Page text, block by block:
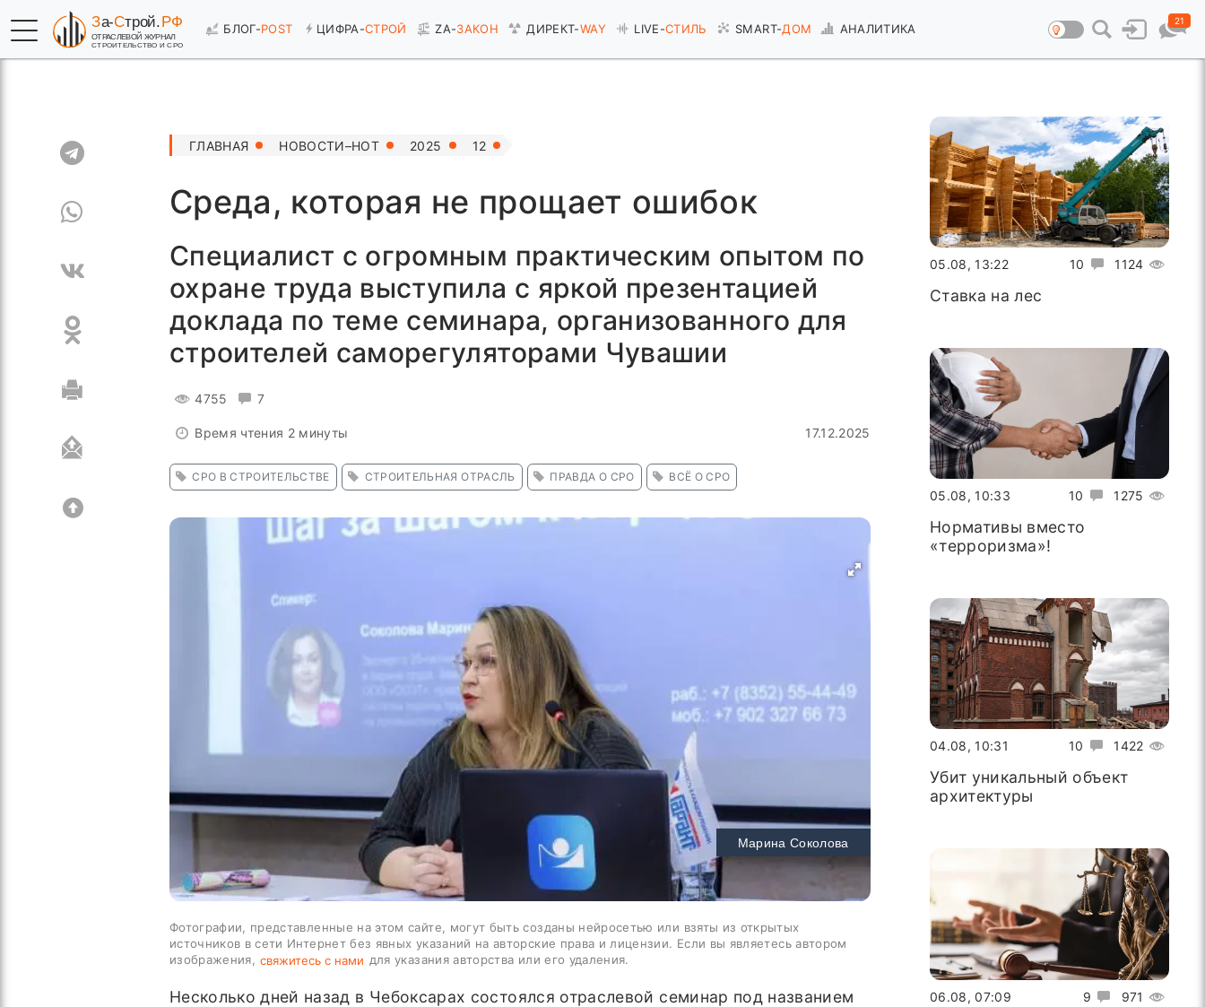
БЛОГ-POST ЦИФРА-СТРОЙ ZA-ЗАКОН ДИРЕКТ-WAY LIVE-СТИЛЬ SMART-ДОМ АНАЛИТИКА
21
ГЛАВНАЯ НОВОСТИ–HOT 2025 12
Среда, которая не прощает ошибок
Специалист с огромным практическим опытом по
охране труда выступила с яркой презентацией
доклада по теме семинара, организованного для
строителей саморегуляторами Чувашии
4755 7
Время чтения 2 минуты 17.12.2025
СРО В СТРОИТЕЛЬСТВЕ СТРОИТЕЛЬНАЯ ОТРАСЛЬ ПРАВДА О СРО ВСЁ О СРО
Марина Соколова
Фотографии, представленные на этом сайте, могут быть созданы нейросетью или взяты из открытых
источников в сети Интернет без явных указаний на авторские права и лицензии. Если вы являетесь автором
изображения, свяжитесь с нами для указания авторства или его удаления.
Несколько дней назад в Чебоксарах состоялся отраслевой семинар под названием
10 1124
05.08, 13:22
Ставка на лес
10 1275
05.08, 10:33
Нормативы вместо
«терроризма»!
10 1422
04.08, 10:31
Убит уникальный объект
архитектуры
9 971
06.08, 07:09